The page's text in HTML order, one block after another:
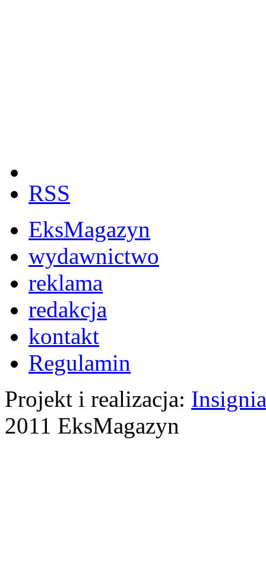
RSS
EksMagazyn
wydawnictwo
reklama
redakcja
kontakt
Regulamin
Projekt i realizacja: Insignia
2011 EksMagazyn